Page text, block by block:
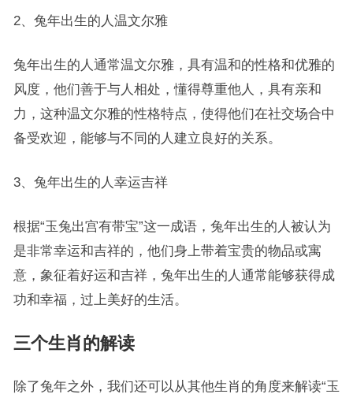
2、兔年出生的人温文尔雅
兔年出生的人通常温文尔雅，具有温和的性格和优雅的
风度，他们善于与人相处，懂得尊重他人，具有亲和
力，这种温文尔雅的性格特点，使得他们在社交场合中
备受欢迎，能够与不同的人建立良好的关系。
3、兔年出生的人幸运吉祥
根据“玉兔出宫有带宝”这一成语，兔年出生的人被认为
是非常幸运和吉祥的，他们身上带着宝贵的物品或寓
意，象征着好运和吉祥，兔年出生的人通常能够获得成
功和幸福，过上美好的生活。
三个生肖的解读
除了兔年之外，我们还可以从其他生肖的角度来解读“玉